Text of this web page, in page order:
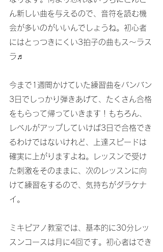
ん新しい曲を与えるので、音符を読む機
会が多いのがいいんでしょうね。初心者
にはとっつきにくい3拍子の曲もス～ラス
ラ♬
今まで1週間かけていた練習曲をバンバン
3日でしっかり弾きあげて、たくさん合格
をもらって帰っていきます！もちろん、
レベルがアップしていけば3日で合格でき
るわけではないけれど、上達スピードは
確実に上がりますよね。レッスンで受け
た刺激をそのままに、次のレッスンに向
けて練習をするので、気持ちがダラケナ
イ。
ミキピアノ教室では、基本的に30分レッ
スンコースは月に4回です。初心者はでき